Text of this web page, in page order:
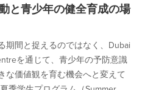
と青少年の健全育成の場
期間と捉えるのではなく、Dubai
を通じて、青少年の予防意識
な価値観を育む機会へと変えて